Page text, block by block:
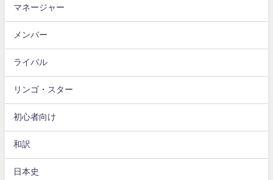
マネージャー
メンバー
ライバル
リンゴ・スター
初心者向け
和訳
日本史